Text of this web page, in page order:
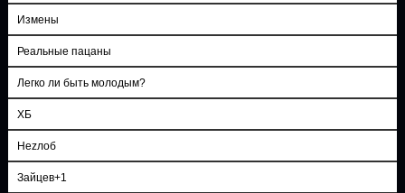
Измены
Реальные пацаны
Легко ли быть молодым?
ХБ
Неzлоб
Зайцев+1